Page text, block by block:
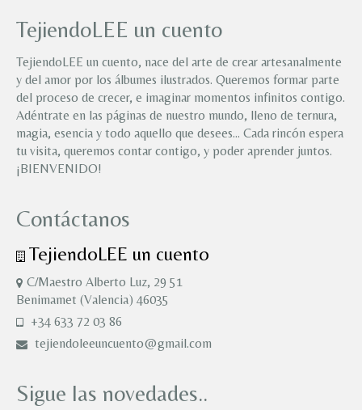
TejiendoLEE un cuento
TejiendoLEE un cuento, nace del arte de crear artesanalmente
y del amor por los álbumes ilustrados. Queremos formar parte
del proceso de crecer, e imaginar momentos infinitos contigo.
Adéntrate en las páginas de nuestro mundo, lleno de ternura,
magia, esencia y todo aquello que desees… Cada rincón espera
tu visita, queremos contar contigo, y poder aprender juntos.
¡BIENVENIDO!
Contáctanos
TejiendoLEE un cuento
C/Maestro Alberto Luz, 29 51
Benimamet (Valencia) 46035
+34 633 72 03 86
tejiendoleeuncuento@gmail.com
Sigue las novedades..